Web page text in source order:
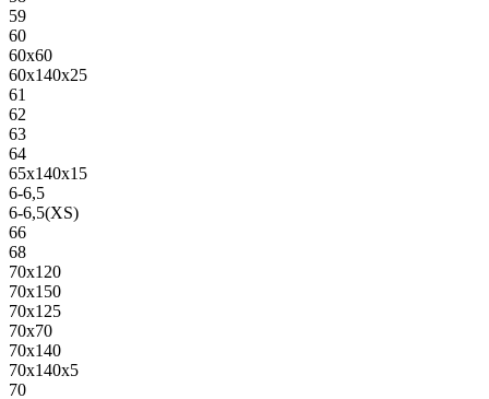
59
60
60х60
60х140х25
61
62
63
64
65х140х15
6-6,5
6-6,5(XS)
66
68
70х120
70х150
70х125
70х70
70х140
70х140х5
70